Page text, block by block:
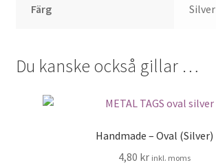
Färg Silver
Du kanske också gillar …
Handmade – Oval (Silver)
4,80 kr inkl. moms